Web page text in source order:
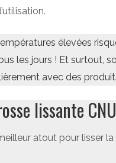
élevées
les jours ! Et surtout,
avec des
lissante
atout pour lisser la